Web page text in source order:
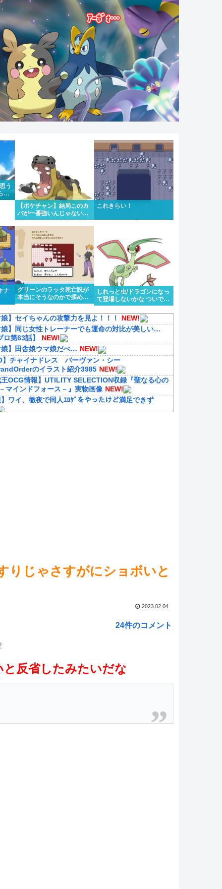
う
い
ゃ
【ポケチャン】結局このカ
バが一番強いんじゃない
か？
これきらい！
ナ
グリーンのラッタ死亡説が
本当にそうなのかで揉める
話題になってるのを知って
驚いている
しれっと虫/ドラゴンになっ
て登場しないかな ついでに
色眼鏡辺りも貰って
】セイちゃんの攻撃力を見よ！！！
NEW!
】同じ女性トレーナーでも運命の対比が美しい…
ロ第63話】
NEW!
】田舎娘ウマ娘だべ… NEW!
】チャイナドレス バーヴァン・シー
のイラスト紹介3985 NEW!
OCG情報】UTILITY SELECTION収録『聖なる心の
マインドフォース－』実物画像 NEW!
ワイ、徹夜で同人ｴﾛｹﾞをやったけど満足できず
りじゃさすがにショボいと
2023.02.04
24件のコメント
反省したみたいだな